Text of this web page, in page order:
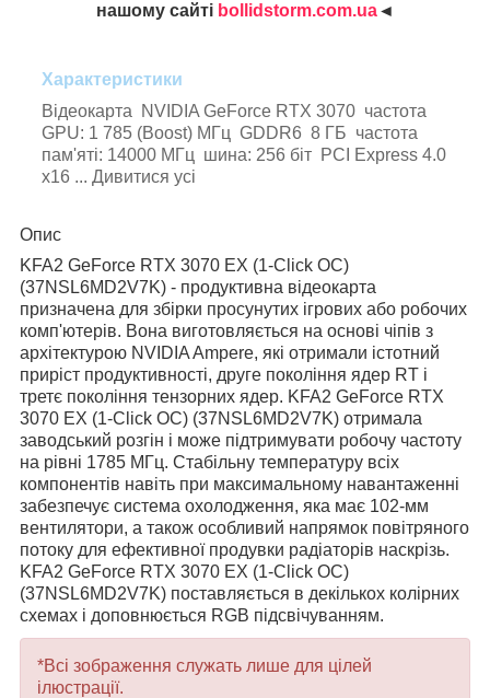
нашому сайті bollidstorm.com.ua◄
Характеристики
Відеокарта NVIDIA GeForce RTX 3070 частота
GPU: 1 785 (Boost) МГц GDDR6 8 ГБ частота
пам'яті: 14000 МГц шина: 256 біт PCI Express 4.0
x16 ... Дивитися усі
Опис
KFA2 GeForce RTX 3070 EX (1-Click OC)
(37NSL6MD2V7K) - продуктивна відеокарта
призначена для збірки просунутих ігрових або робочих
комп'ютерів. Вона виготовляється на основі чіпів з
архітектурою NVIDIA Ampere, які отримали істотний
приріст продуктивності, друге покоління ядер RT і
третє покоління тензорних ядер. KFA2 GeForce RTX
3070 EX (1-Click OC) (37NSL6MD2V7K) отримала
заводський розгін і може підтримувати робочу частоту
на рівні 1785 МГц. Стабільну температуру всіх
компонентів навіть при максимальному навантаженні
забезпечує система охолодження, яка має 102-мм
вентилятори, а також особливий напрямок повітряного
потоку для ефективної продувки радіаторів наскрізь.
KFA2 GeForce RTX 3070 EX (1-Click OC)
(37NSL6MD2V7K) поставляється в декількох колірних
схемах і доповнюється RGB підсвічуванням.
*Всі зображення служать лише для цілей
ілюстрації.